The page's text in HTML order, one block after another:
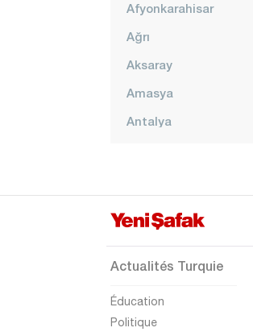
Afyonkarahisar
Ağrı
Aksaray
Amasya
Antalya
Balıkesir
Bartın
Bayburt
Actualités Turquie
Éducation
Politique